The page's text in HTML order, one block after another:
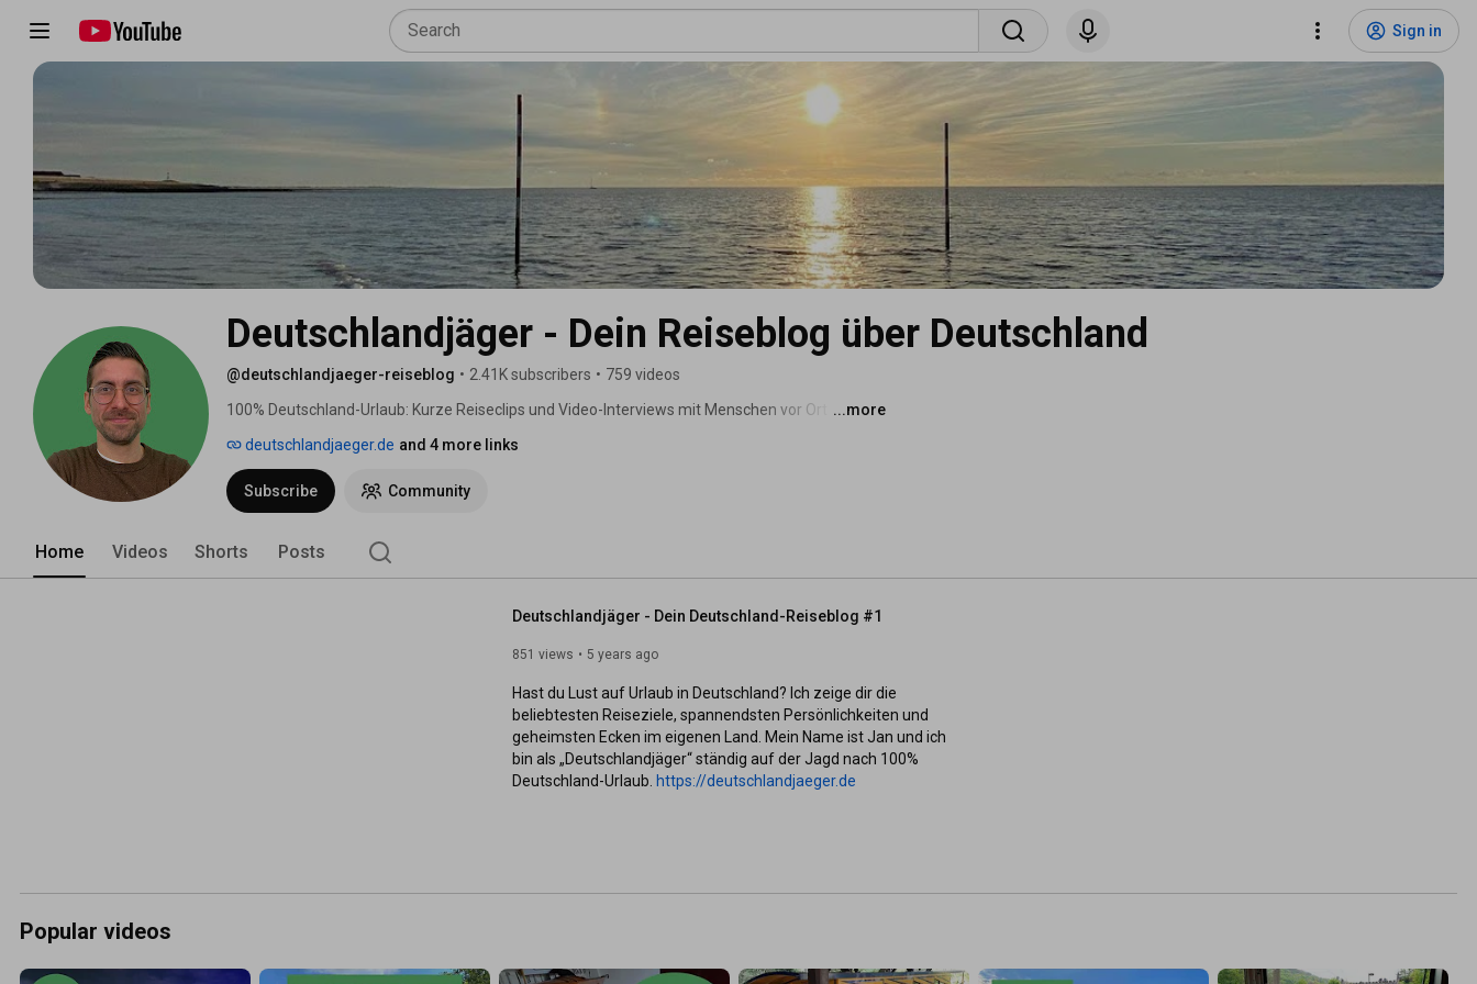
Sign in
Deutschlandjäger - Dein Reiseblog über Deutschland
@deutschlandjaeger-reiseblog • 2.41K subscribers • 759 videos
100% Deutschland-Urlaub: Kurze Reiseclips und Video-Interviews mit Menschen vor Ort
Sehenswürdigkeiten und Urlaubsregionen, von denen du vielleicht noch nicht gehört hast. Lass
dich inspirieren! :-) Deutschlandjäger - Dein Deutschland-Reiseblog #1 -
https://deutschlandjaeger.de/
...more
deutschlandjaeger.de and 4 more links
Subscribe Community
Home Videos Shorts Posts
Deutschlandjäger - Dein Deutschland-Reiseblog #1
851 views 5 years ago
Hast du Lust auf Urlaub in Deutschland? Ich zeige dir die
beliebtesten Reiseziele, spannendsten Persönlichkeiten und
geheimsten Ecken im eigenen Land. Mein Name ist Jan und ich
bin als „Deutschlandjäger“ ständig auf der Jagd nach 100%
https://deutschlandjaeger.de
Popular videos